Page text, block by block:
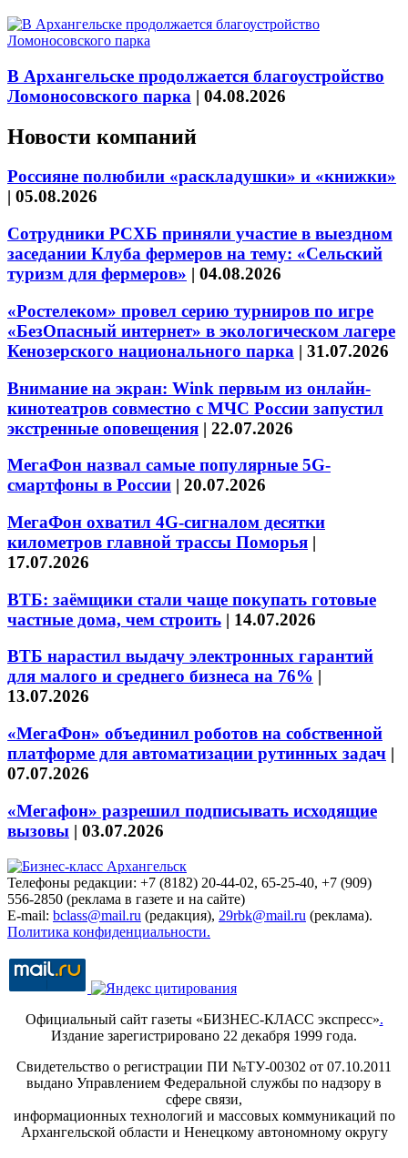
В Архангельске продолжается благоустройство
Ломоносовского парка | 04.08.2026
Новости компаний
Россияне полюбили «раскладушки» и «книжки»
| 05.08.2026
Сотрудники РСХБ приняли участие в выездном
заседании Клуба фермеров на тему: «Сельский
туризм для фермеров» | 04.08.2026
«Ростелеком» провел серию турниров по игре
«БезОпасный интернет» в экологическом лагере
Кенозерского национального парка | 31.07.2026
Внимание на экран: Wink первым из онлайн-
кинотеатров совместно с МЧС России запустил
экстренные оповещения | 22.07.2026
МегаФон назвал самые популярные 5G-
смартфоны в России | 20.07.2026
МегаФон охватил 4G-сигналом десятки
километров главной трассы Поморья |
17.07.2026
ВТБ: заёмщики стали чаще покупать готовые
частные дома, чем строить | 14.07.2026
ВТБ нарастил выдачу электронных гарантий
для малого и среднего бизнеса на 76% |
13.07.2026
«МегаФон» объединил роботов на собственной
платформе для автоматизации рутинных задач |
07.07.2026
«Мегафон» разрешил подписывать исходящие
вызовы | 03.07.2026
Телефоны редакции: +7 (8182) 20-44-02, 65-25-40, +7 (909)
556-2850 (реклама в газете и на сайте)
E-mail: bclass@mail.ru (редакция), 29rbk@mail.ru (реклама).
Политика конфиденциальности.
Официальный сайт газеты «БИЗНЕС-КЛАСС экспресс».
Издание зарегистрировано 22 декабря 1999 года.
Свидетельство о регистрации ПИ №ТУ-00302 от 07.10.2011
выдано Управлением Федеральной службы по надзору в
сфере связи,
информационных технологий и массовых коммуникаций по
Архангельской области и Ненецкому автономному округу